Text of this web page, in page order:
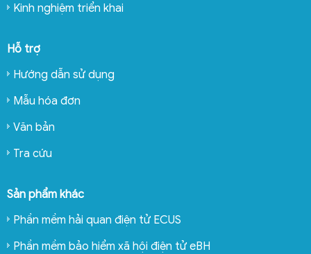
Kinh nghiệm triển khai
Hỗ trợ
Hướng dẫn sử dụng
Mẫu hóa đơn
Văn bản
Tra cứu
Sản phẩm khác
Phần mềm hải quan điện tử ECUS
Phần mềm bảo hiểm xã hội điện tử eBH